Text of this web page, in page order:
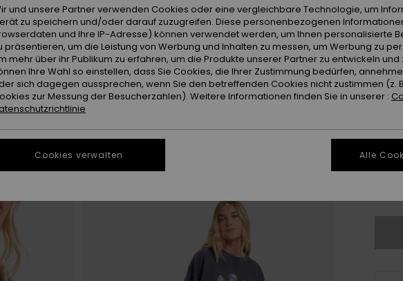
Farbe
XS
und unsere Partner verwenden Cookies oder eine vergleichbare Technologie, um
zu speichern und/oder darauf zuzugreifen. Diese personenbezogenen
und Ihre IP-Adresse) können verwendet werden, um Ihnen personalisierte
präsentieren, um die Leistung von Werbung und Inhalten zu messen, um Werbung zu
mehr über ihr Publikum zu erfahren, um die Produkte unserer Partner zu entwickeln und
Ihre Wahl so einstellen, dass Sie Cookies, die Ihrer Zustimmung bedürfen,
sich dagegen aussprechen, wenn Sie den betreffenden Cookies nicht zustimmen (z.
zur Messung der Besucherzahlen). Weitere Informationen finden Sie in unserer :
Cookies verwalten Alle